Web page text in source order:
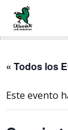
« Todos los
Este evento